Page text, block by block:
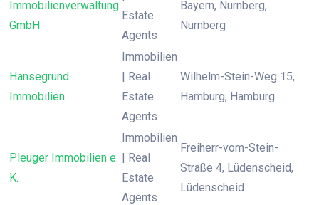
Immobilienverwaltung
GmbH
Estate
Agents
Bayern, Nürnberg,
Nürnberg
Hansegrund
Immobilien
Immobilien
| Real
Estate
Agents
Wilhelm-Stein-Weg 15,
Hamburg, Hamburg
Pleuger Immobilien e.
K.
Immobilien
| Real
Estate
Agents
Freiherr-vom-Stein-
Straße 4, Lüdenscheid,
Lüdenscheid